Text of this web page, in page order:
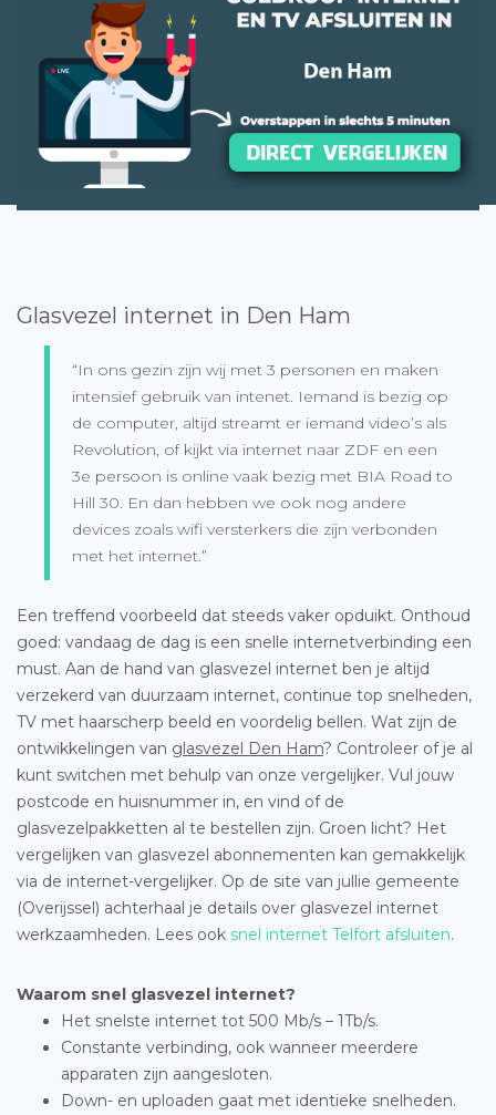
Glasvezel internet in Den Ham
“In ons gezin zijn wij met 3 personen en maken
intensief gebruik van intenet. Iemand is bezig op
de computer, altijd streamt er iemand video’s als
Revolution, of kijkt via internet naar ZDF en een
3e persoon is online vaak bezig met BIA Road to
Hill 30. En dan hebben we ook nog andere
devices zoals wifi versterkers die zijn verbonden
met het internet.”
Een treffend voorbeeld dat steeds vaker opduikt. Onthoud
goed: vandaag de dag is een snelle internetverbinding een
must. Aan de hand van glasvezel internet ben je altijd
verzekerd van duurzaam internet, continue top snelheden,
TV met haarscherp beeld en voordelig bellen. Wat zijn de
ontwikkelingen van glasvezel Den Ham? Controleer of je al
kunt switchen met behulp van onze vergelijker. Vul jouw
postcode en huisnummer in, en vind of de
glasvezelpakketten al te bestellen zijn. Groen licht? Het
vergelijken van glasvezel abonnementen kan gemakkelijk
via de internet-vergelijker. Op de site van jullie gemeente
(Overijssel) achterhaal je details over glasvezel internet
werkzaamheden. Lees ook snel internet Telfort afsluiten.
Waarom snel glasvezel internet?
Het snelste internet tot 500 Mb/s – 1Tb/s.
Constante verbinding, ook wanneer meerdere
apparaten zijn aangesloten.
Down- en uploaden gaat met identieke snelheden.